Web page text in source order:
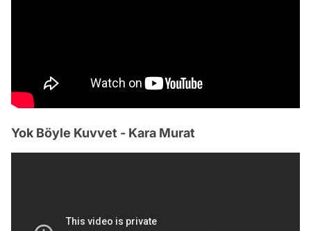
Yok Böyle Kuvvet - Kara Murat